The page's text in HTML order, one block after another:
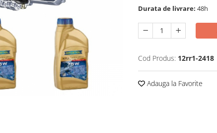
Durata de livrare: 48h
Cod Produs: 12rr1-2418
Adauga la Favorite